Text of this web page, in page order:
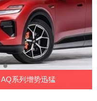
系列增势迅猛